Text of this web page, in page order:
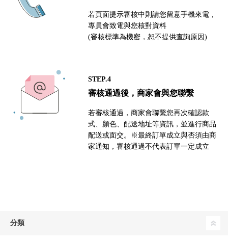
若頁面提示審核中則請您留意手機來電，
專員會致電與您核對資料
(審核標準為機密，恕不提供查詢原因)
STEP.4
審核通過後，商家會與您聯繫
若審核通過，商家會聯繫您再次確認款
式、顏色、配送地址等資訊，並進行商品
配送或面交。※最終訂單成立與否須由商
家通知，審核通過不代表訂單一定成立
分類